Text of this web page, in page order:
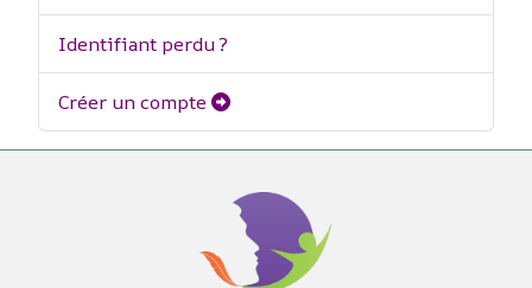
Identifiant perdu ?
Créer un compte